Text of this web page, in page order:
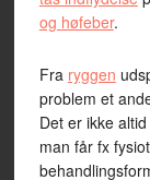
og høfeber.
Fra ryggen
problem et
Det er ikke
man får fx